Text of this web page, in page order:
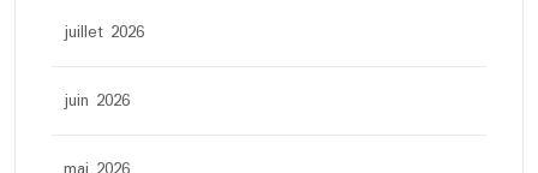
juillet 2026
juin 2026